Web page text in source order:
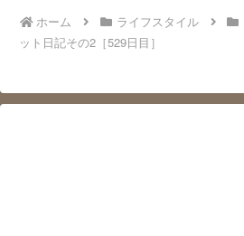
ホーム ライフスタイル
ット日記その2［529日目］